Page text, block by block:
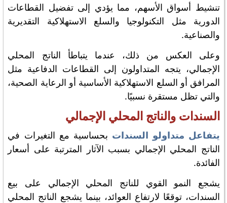
تنشيط أسواق الأسهم، مما يؤدي إلى تفضيل القطاعات
الدورية مثل التكنولوجيا والسلع الاستهلاكية التقديرية
والصناعية.
وعلى العكس من ذلك، عندما يتباطأ الناتج المحلي
الإجمالي، يتجه المتداولون إلى القطاعات الدفاعية مثل
المرافق أو السلع الاستهلاكية الأساسية أو الرعاية الصحية،
والتي تظل مستقرة نسبيًا.
السندات والناتج المحلي الإجمالي
يتفاعل متداولو السندات بحساسية مع التغيرات في
الناتج المحلي الإجمالي بسبب الآثار المترتبة على أسعار
الفائدة.
يشجع النمو القوي للناتج المحلي الإجمالي على بيع
السندات، توقعًا لارتفاع العوائد، بينما يشجع الناتج المحلي